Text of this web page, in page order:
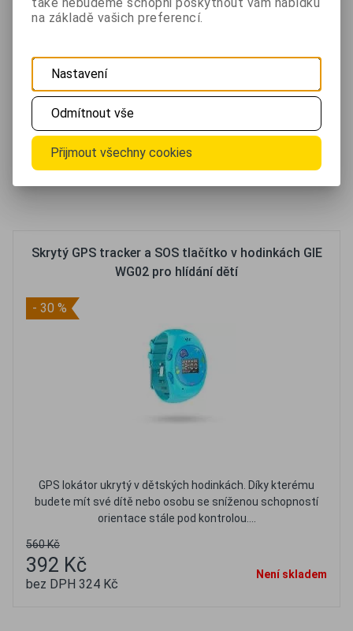
ochranu vašich dětí nebo starších osob. Zařízení nabízí
obousměrnou komunikaci (hands-free).
1 190 Kč
bez DPH 983,50 Kč
Skrytý GPS tracker a SOS tlačítko v hodinkách GIE
WG02 pro hlídání dětí
- 30 %
GPS lokátor ukrytý v dětských hodinkách. Díky kterému
budete mít své dítě nebo osobu se sníženou schopností
orientace stále pod kontrolou....
560 Kč
392 Kč
bez DPH 324 Kč
Není skladem
na základě vašich preferencí.
Nastavení
Odmítnout vše
Přijmout všechny cookies